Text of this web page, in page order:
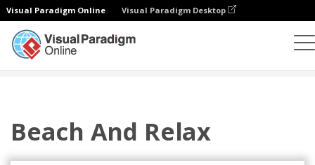
Visual Paradigm Online Visual Paradigm Desktop
Beach And Relax